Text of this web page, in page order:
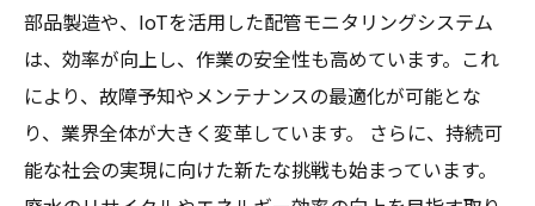
部品製造や、IoTを活用した配管モニタリングシステム
は、効率が向上し、作業の安全性も高めています。これ
により、故障予知やメンテナンスの最適化が可能とな
り、業界全体が大きく変革しています。 さらに、持続可
能な社会の実現に向けた新たな挑戦も始まっています。